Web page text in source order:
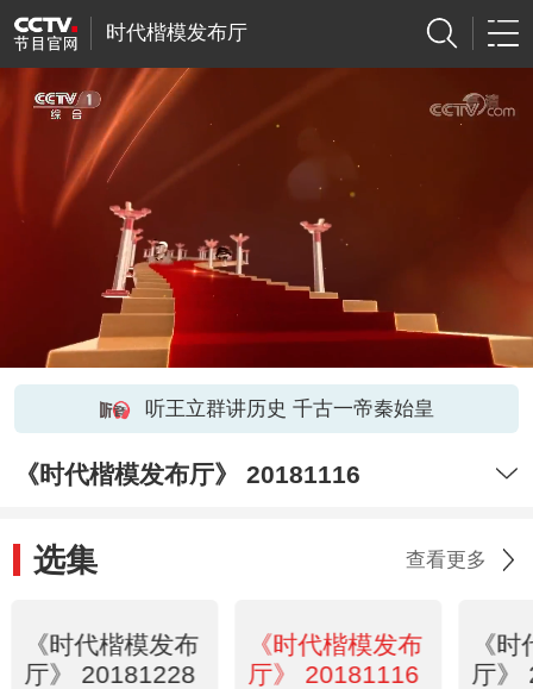
时代楷模发布厅
听王立群讲历史 千古一帝秦始皇
《时代楷模发布厅》 20181116
选集 查看更多
《时代楷模发布
厅》 20181228
《时代楷模发布
厅》 20181116
《
厅》